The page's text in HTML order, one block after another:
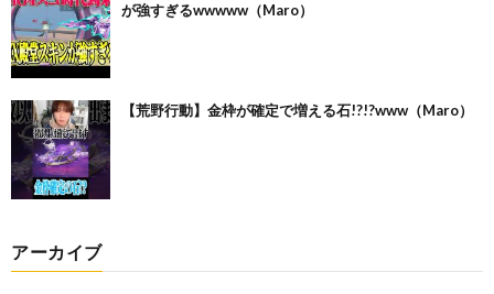
が強すぎるwwwww（Maro）
【荒野行動】金枠が確定で増える石!?!?www（Maro）
アーカイブ